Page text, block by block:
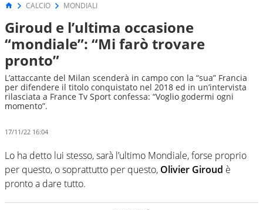
CALCIO MONDIALI
Giroud e l’ultima occasione
“mondiale”: “Mi farò trovare
pronto”
L’attaccante del Milan scenderà in campo con la “sua” Francia
per difendere il titolo conquistato nel 2018 ed in un’intervista
rilasciata a France Tv Sport confessa: “Voglio godermi ogni
momento”.
17/11/22 16:04
Lo ha detto lui stesso, sarà l’ultimo Mondiale, forse proprio
per questo, o soprattutto per questo, Olivier Giroud è
pronto a dare tutto.